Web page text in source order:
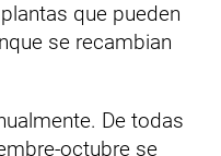
que pueden
se recambian
De todas
octubre se